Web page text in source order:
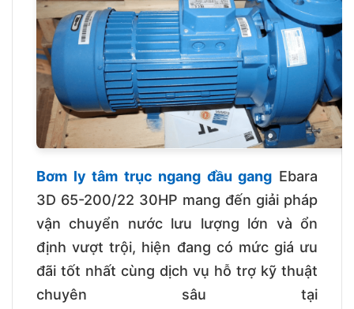
Bơm ly tâm trục ngang đầu gang Ebara
3D 65-200/22 30HP mang đến giải pháp
vận chuyển nước lưu lượng lớn và ổn
định vượt trội, hiện đang có mức giá ưu
đãi tốt nhất cùng dịch vụ hỗ trợ kỹ thuật
chuyên sâu tại